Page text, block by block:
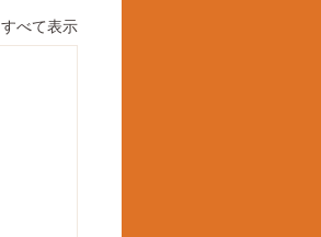
すべて表示